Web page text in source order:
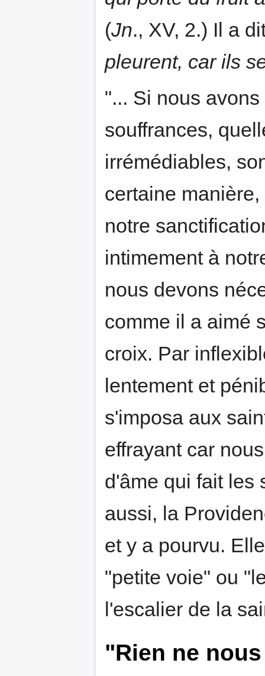
(Jn., XV, 2.) Il a
pleurent, car ils
"... Si nous
souffrances,
irrémédiables,
certaine
notre
intimement à
nous devons
comme il a aimé
croix. Par
lentement et
s'imposa aux
effrayant car
d'âme qui fait les
aussi, la
et y a pourvu.
"petite voie" ou
l'escalier de la
"Rien ne